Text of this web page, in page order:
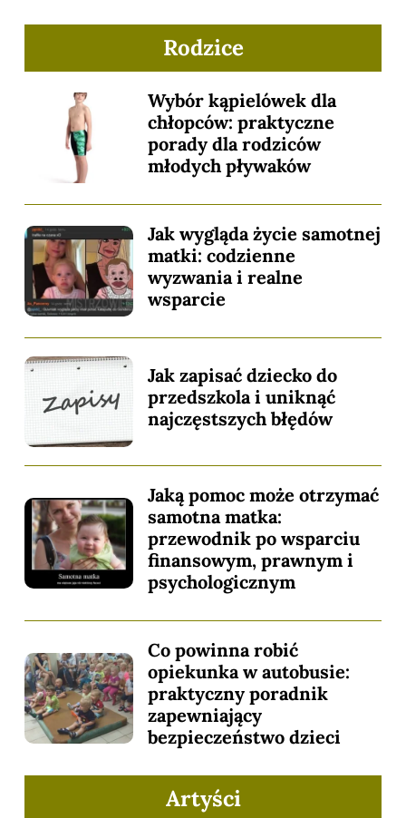
Rodzice
Wybór kąpielówek dla
chłopców: praktyczne
porady dla rodziców
młodych pływaków
Jak wygląda życie samotnej
matki: codzienne
wyzwania i realne
wsparcie
Jak zapisać dziecko do
przedszkola i uniknąć
najczęstszych błędów
Jaką pomoc może otrzymać
samotna matka:
przewodnik po wsparciu
finansowym, prawnym i
psychologicznym
Co powinna robić
opiekunka w autobusie:
praktyczny poradnik
zapewniający
bezpieczeństwo dzieci
Artyści